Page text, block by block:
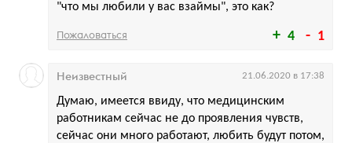
4 1
"что мы любили у вас взаймы", это как?
Пожаловаться
Думаю, имеется ввиду, что медицинским
работникам сейчас не до проявления чувств,
сейчас они много работают, любить будут потом,
Неизвестный 21.06.2020 в 17:38